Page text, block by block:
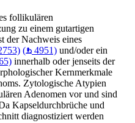
follikulären
zu einem gutartigen
der Nachweis eines
( 4951) und/oder ein
innerhalb oder jenseits der
Kernmerkmale
Zytologische Atypien
Adenomen vor und sind
Kapseldurchbrüche und
diagnostiziert werden